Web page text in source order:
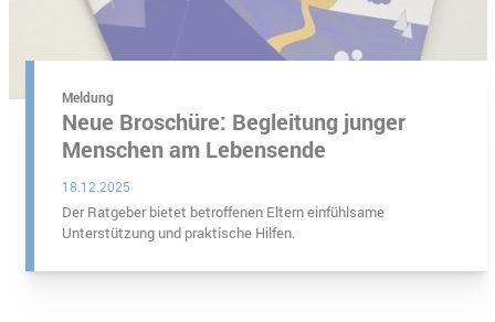
Meldung
Neue Broschüre: Begleitung junger
Menschen am Lebensende
18.12.2025
Der Ratgeber bietet betroffenen Eltern einfühlsame
Unterstützung und praktische Hilfen.